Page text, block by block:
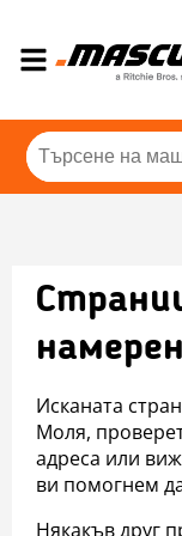
Исканата
Моля,
адреса или
ви помогнем
Някакъв друг